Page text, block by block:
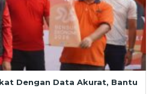
Dengan Data Akurat, Bantu